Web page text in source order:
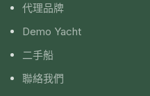
代理品牌
Demo Yacht
二手船
聯絡我們